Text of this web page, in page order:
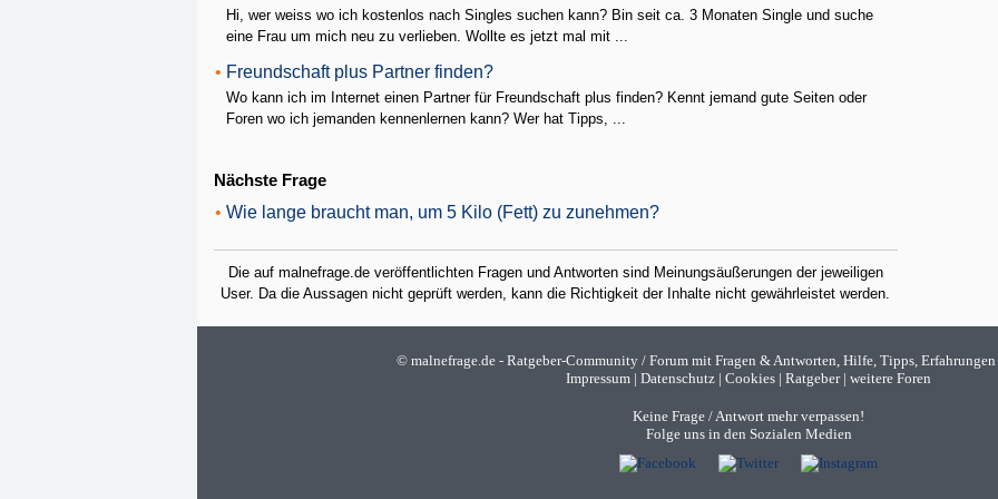
Hi, wer weiss wo ich kostenlos nach Singles suchen kann? Bin seit ca. 3 Monaten Single und suche
eine Frau um mich neu zu verlieben. Wollte es jetzt mal mit ...
• Freundschaft plus Partner finden?
Wo kann ich im Internet einen Partner für Freundschaft plus finden? Kennt jemand gute Seiten oder
Foren wo ich jemanden kennenlernen kann? Wer hat Tipps, ...
Nächste Frage
• Wie lange braucht man, um 5 Kilo (Fett) zu zunehmen?
Die auf malnefrage.de veröffentlichten Fragen und Antworten sind Meinungsäußerungen der jeweiligen
User. Da die Aussagen nicht geprüft werden, kann die Richtigkeit der Inhalte nicht gewährleistet werden.
© malnefrage.de - Ratgeber-Community / Forum mit Fragen & Antworten, Hilfe, Tipps,
Impressum | Datenschutz | Cookies | Ratgeber| weitere Foren
Keine Frage / Antwort mehr verpassen!
Folge uns in den Sozialen Medien